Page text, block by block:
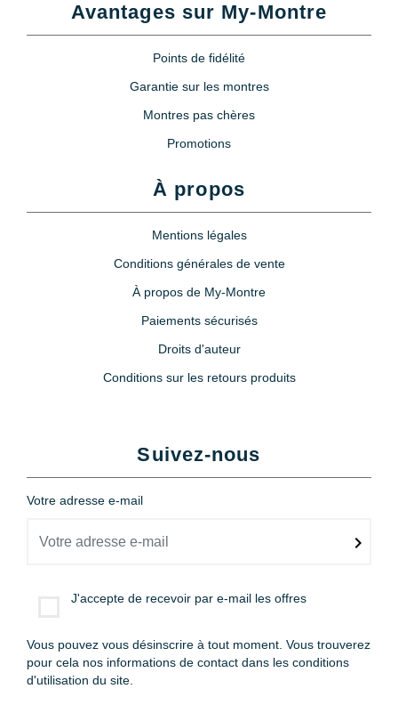
Avantages sur My-Montre
Points de fidélité
Garantie sur les montres
Montres pas chères
Promotions
À propos
Mentions légales
Conditions générales de vente
À propos de My-Montre
Paiements sécurisés
Droits d'auteur
Conditions sur les retours produits
Suivez-nous
Votre adresse e-mail
J'accepte de recevoir par e-mail les offres
Vous pouvez vous désinscrire à tout moment. Vous trouverez
pour cela nos informations de contact dans les conditions
d'utilisation du site.